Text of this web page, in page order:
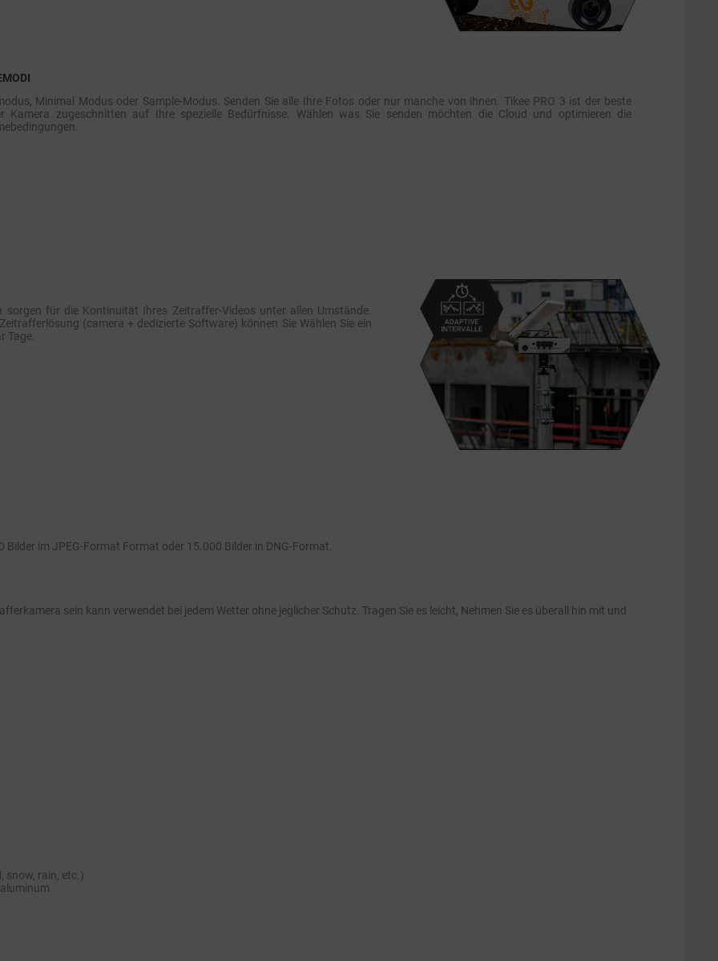
Minimal Modus oder Sample-Modus. Senden Sie alle Ihre Fotos oder nur manche von ihnen. Tikee PRO 3 ist der beste
Kamera zugeschnitten auf Ihre spezielle Bedürfnisse. Wählen was Sie senden möchten die Cloud und optimieren die
für die Kontinuität Ihres Zeitraffer-Videos unter allen Umstände.
(camera + dedizierte Software) können Sie Wählen Sie ein
Tage.
im JPEG-Format Format oder 15.000 Bilder in DNG-Format.
sein kann verwendet bei jedem Wetter ohne jeglicher Schutz. Tragen Sie es leicht, Nehmen Sie es überall hin mit und
snow, rain, etc.)